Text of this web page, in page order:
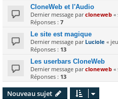
CloneWeb et l'Audio
Dernier message parcloneweb «
Réponses : 7
Le site est magique
Dernier message par Luciole «
Réponses : 13
Les userbars CloneWeb
Dernier message parcloneweb «
Réponses : 13
Nouveau sujet